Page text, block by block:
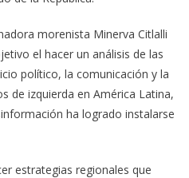
morenista Minerva Citlalli
el hacer un análisis de las
político, la comunicación y la
de izquierda en América Latina,
ha logrado instalarse
estrategias regionales que